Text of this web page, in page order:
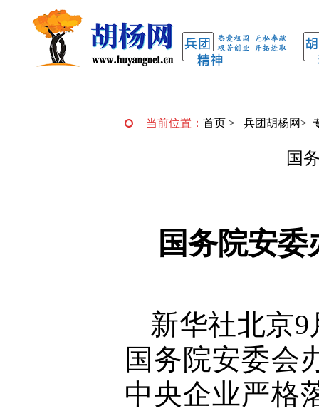
当前位置： 首页 > 兵团胡杨网>
国
国务院安
新华社北京
国务院安委会
中央企业严格